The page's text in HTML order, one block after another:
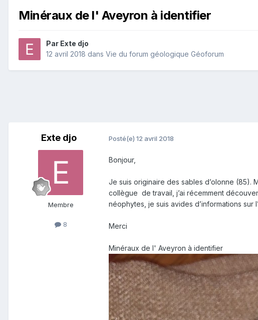
Minéraux de l' Aveyron à identifier
Par Exte djo
12 avril 2018 dans Vie du forum géologique Géoforum
Exte djo
Membre
8
Posté(e) 12 avril 2018
Bonjour,
Je suis originaire des sables d’olonne (85).
collègue de travail, j’ai récemment
néophytes, je suis avides d’informations
Merci
Minéraux de l' Aveyron à identifier